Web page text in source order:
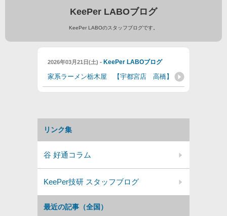
KeePer LABOブログ
KeePer LABOのスタッフブログです。
2026年03月21日(土) - KeePer LABOブログ
家系ラーメン栃木屋 【宇都宮店 高橋】
最近の記事（全国）
リンク集
谷 好通コラム
KeePer技研 スタッフブログ